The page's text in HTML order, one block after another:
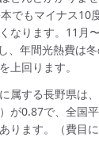
でもマイナス10
なります。11月
、年間光熱費は
上回ります。
属する長野県は
が0.87で、 全国
ります。
（費目